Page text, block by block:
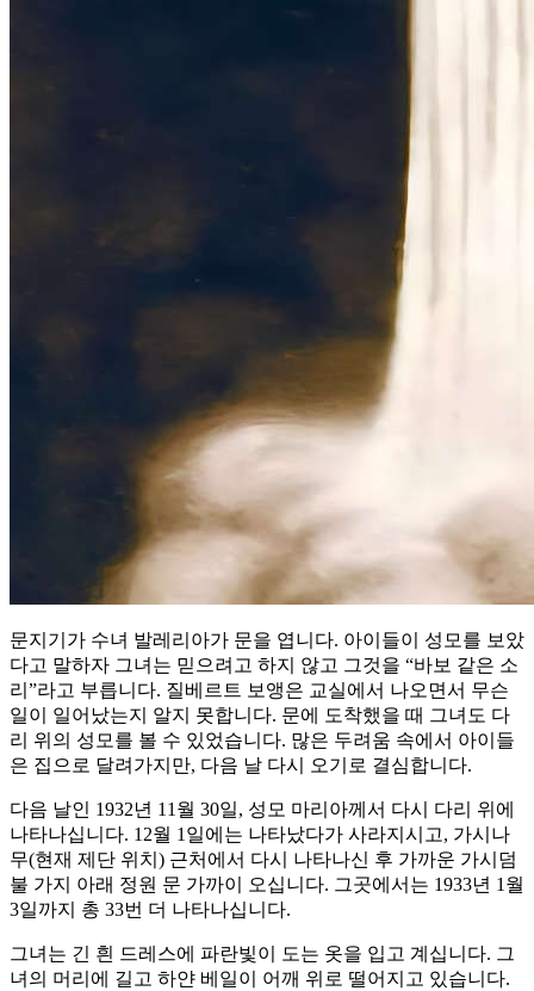
문지기가 수녀 발레리아가 문을 엽니다. 아이들이 성모를 보았
다고 말하자 그녀는 믿으려고 하지 않고 그것을 “바보 같은 소
리”라고 부릅니다. 질베르트 보앵은 교실에서 나오면서 무슨
일이 일어났는지 알지 못합니다. 문에 도착했을 때 그녀도 다
리 위의 성모를 볼 수 있었습니다. 많은 두려움 속에서 아이들
은 집으로 달려가지만, 다음 날 다시 오기로 결심합니다.
다음 날인 1932년 11월 30일, 성모 마리아께서 다시 다리 위에
나타나십니다. 12월 1일에는 나타났다가 사라지시고, 가시나
무(현재 제단 위치) 근처에서 다시 나타나신 후 가까운 가시덤
불 가지 아래 정원 문 가까이 오십니다. 그곳에서는 1933년 1월
3일까지 총 33번 더 나타나십니다.
그녀는 긴 흰 드레스에 파란빛이 도는 옷을 입고 계십니다. 그
녀의 머리에 길고 하얀 베일이 어깨 위로 떨어지고 있습니다.